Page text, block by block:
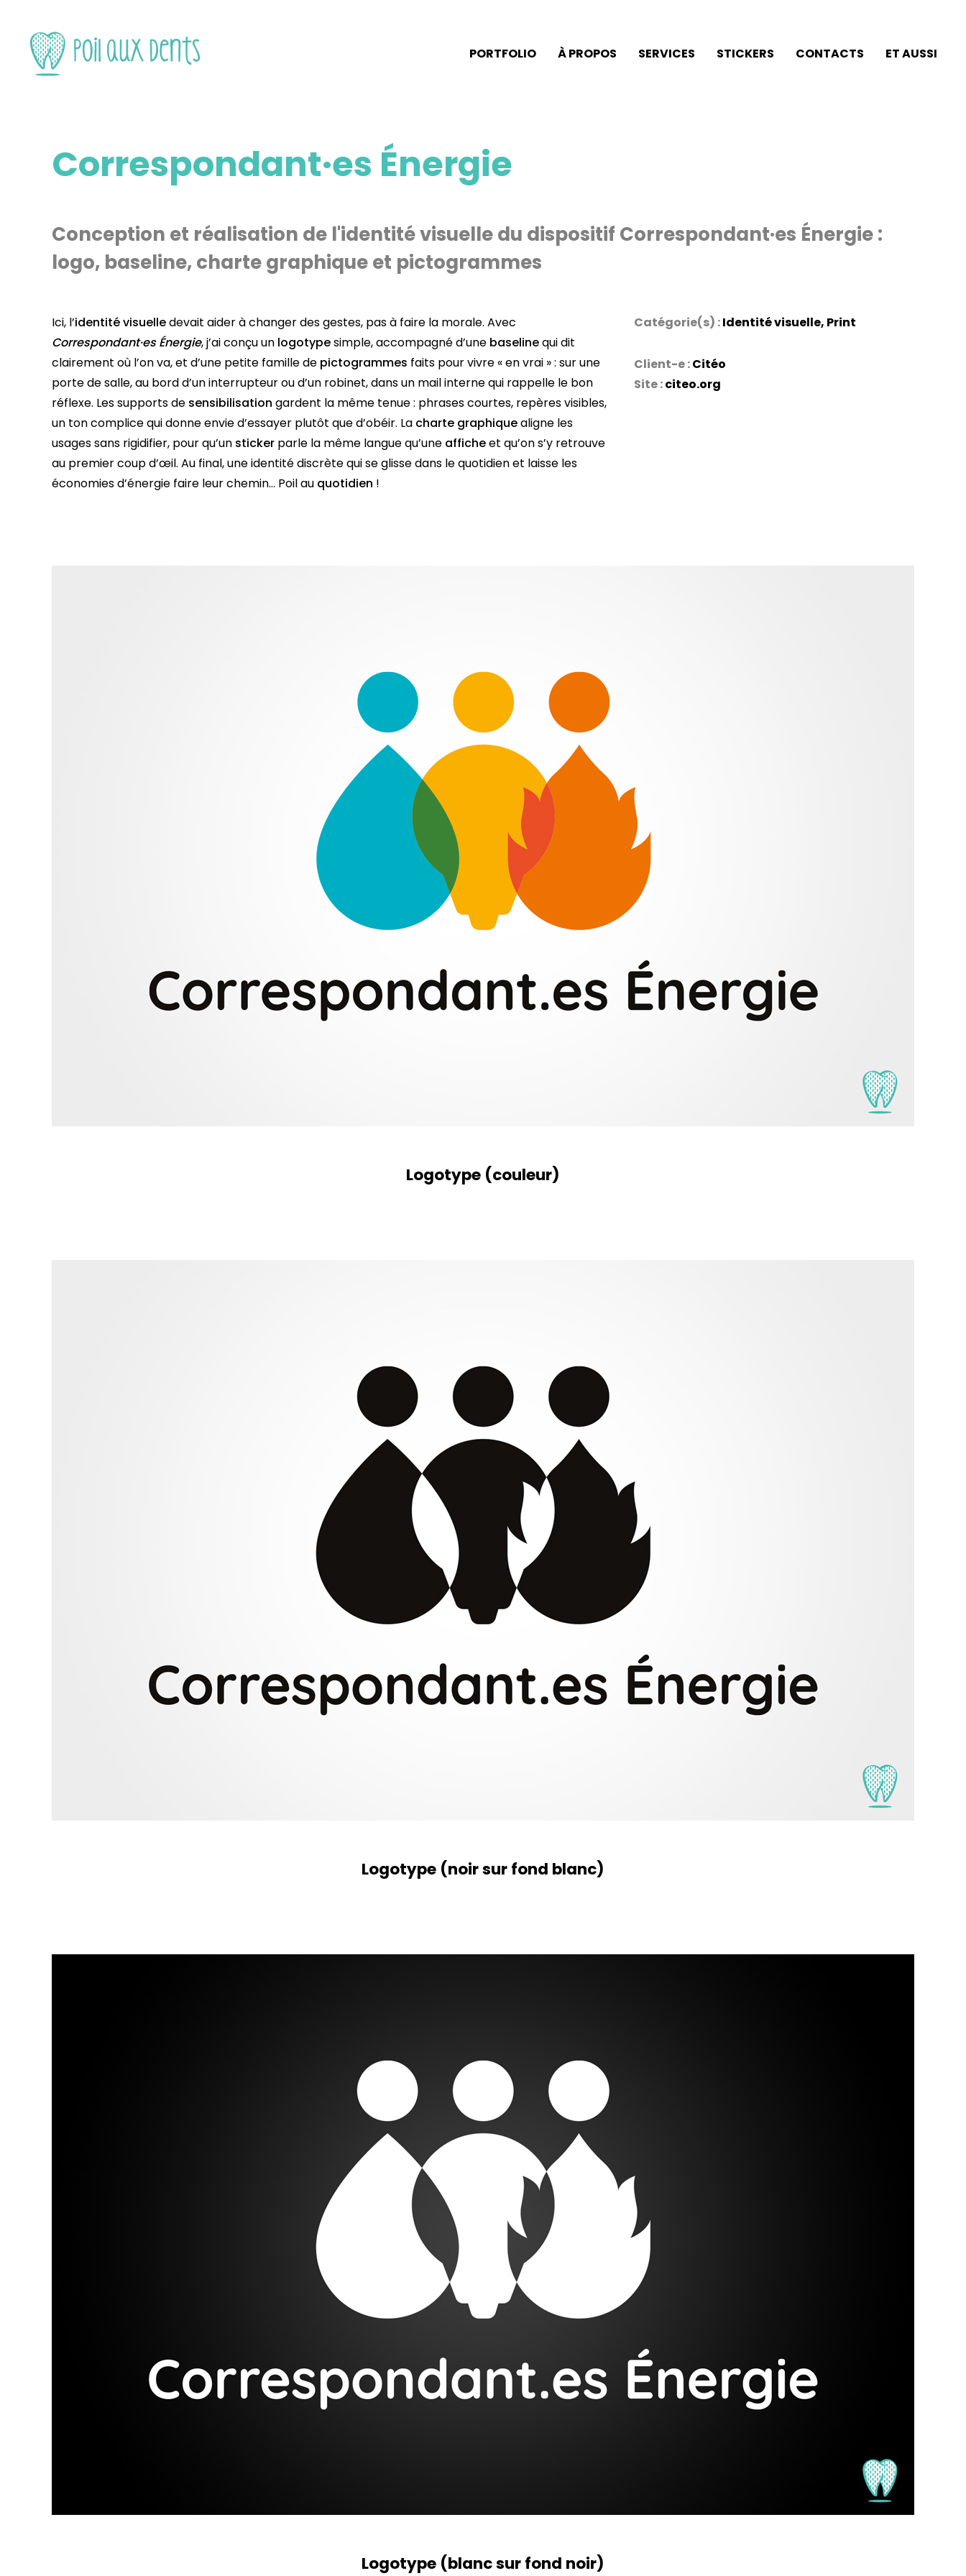
PORTFOLIO À PROPOS SERVICES STICKERS CONTACTS ET AUSSI
Correspondant·es Énergie
Conception et réalisation de l'identité visuelle du dispositif Correspondant·es Énergie :
logo, baseline, charte graphique et pictogrammes
Ici, l’identité visuelledevait aider à changer des gestes, pas à faire la morale. Avec
Correspondant·es Énergie, j’ai conçu un logotypesimple, accompagné d’une baselinequi dit
clairement où l’on va, et d’une petite famille de pictogrammes faits pour vivre « en vrai » : sur une
porte de salle, au bord d’un interrupteur ou d’un robinet, dans un mail interne qui rappelle le bon
réflexe. Les supports de sensibilisation gardent la même tenue : phrases courtes, repères visibles,
un ton complice qui donne envie d’essayer plutôt que d’obéir. La charte graphiquealigne les
usages sans rigidifier, pour qu’un sticker parle la même langue qu’une afficheet qu’on s’y retrouve
au premier coup d’œil. Au final, une identité discrète qui se glisse dans le quotidien et laisse les
économies d’énergie faire leur chemin… Poil au quotidien !
Catégorie(s) :Identité visuelle, Print
Client-e :Citéo
Site :citeo.org
Logotype (couleur)
Logotype (noir sur fond blanc)
Logotype (blanc sur fond noir)